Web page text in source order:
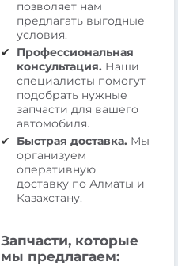
позволяет нам
предлагать выгодные
условия.
Профессиональная
консультация. Наши
специалисты помогут
подобрать нужные
запчасти для вашего
автомобиля.
Быстрая доставка. Мы
организуем
оперативную
доставку по Алматы и
Казахстану.
Запчасти, которые
мы предлагаем: